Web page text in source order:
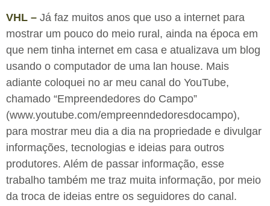
VHL – Já faz muitos anos que uso a internet para
mostrar um pouco do meio rural, ainda na época em
que nem tinha internet em casa e atualizava um blog
usando o computador de uma lan house. Mais
adiante coloquei no ar meu canal do YouTube,
chamado “Empreendedores do Campo”
(www.youtube.com/empreenndedoresdocampo),
para mostrar meu dia a dia na propriedade e divulgar
informações, tecnologias e ideias para outros
produtores. Além de passar informação, esse
trabalho também me traz muita informação, por meio
da troca de ideias entre os seguidores do canal.